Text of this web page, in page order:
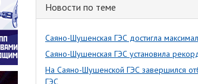
Новости по теме
Саяно-Шушенская ГЭС достигла
Саяно-Шушенская ГЭС установила
На Саяно-Шушенской ГЭС завершился
ГЭС